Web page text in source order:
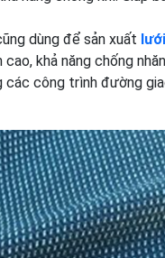
dùng để sản xuất lưới
khả năng chống
các công trình đường